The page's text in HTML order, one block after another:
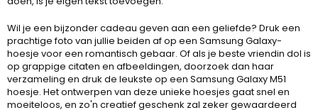
Wil je een bijzonder cadeau geven aan een geliefde? Druk een
prachtige foto van jullie beiden af op een Samsung Galaxy-
hoesje voor een romantisch gebaar. Of als je beste vriendin dol is
op grappige citaten en afbeeldingen, doorzoek dan haar
verzameling en druk de leukste op een Samsung Galaxy M51
hoesje. Het ontwerpen van deze unieke hoesjes gaat snel en
moeiteloos, en zo'n creatief geschenk zal zeker gewaardeerd